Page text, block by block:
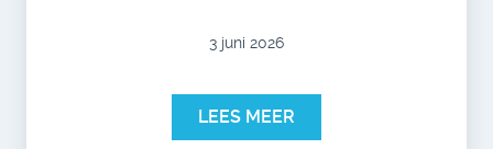
3 juni 2026
LEES MEER